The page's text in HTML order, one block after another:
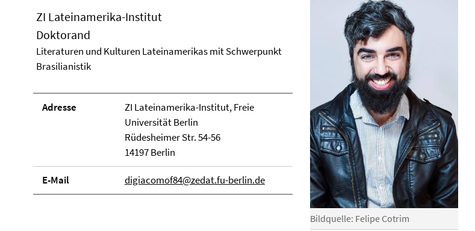
Bildquelle: Felipe Cotrim
ZI Lateinamerika-Institut
Doktorand
Literaturen und Kulturen Lateinamerikas mit Schwerpunkt
Brasilianistik
Adresse
ZI Lateinamerika-Institut, Freie
Universität Berlin
Rüdesheimer Str. 54-56
14197 Berlin
E-Mail digiacomof84@zedat.fu-berlin.de